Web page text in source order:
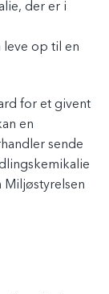
der er i
leve op til en
for et givent
en
sende
Miljøstyrelsen